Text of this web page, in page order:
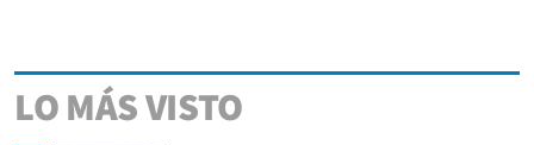
LO MÁS VISTO